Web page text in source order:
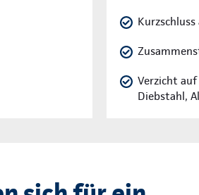
Verzicht
Diebstahl,